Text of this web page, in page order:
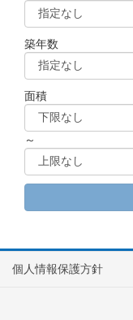
築年数
面積
～
個人情報保護方針